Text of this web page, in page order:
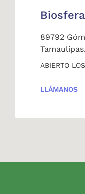
89792
ABIERTO
LLÁMANOS